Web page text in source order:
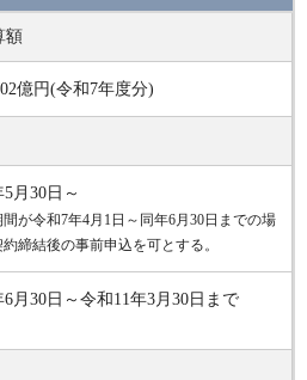
額
億円(令和7年度分)
月30日～
が令和7年4月1日～同年6月30日までの場
締結後の事前申込を可とする。
6月30日～令和11年3月30日まで